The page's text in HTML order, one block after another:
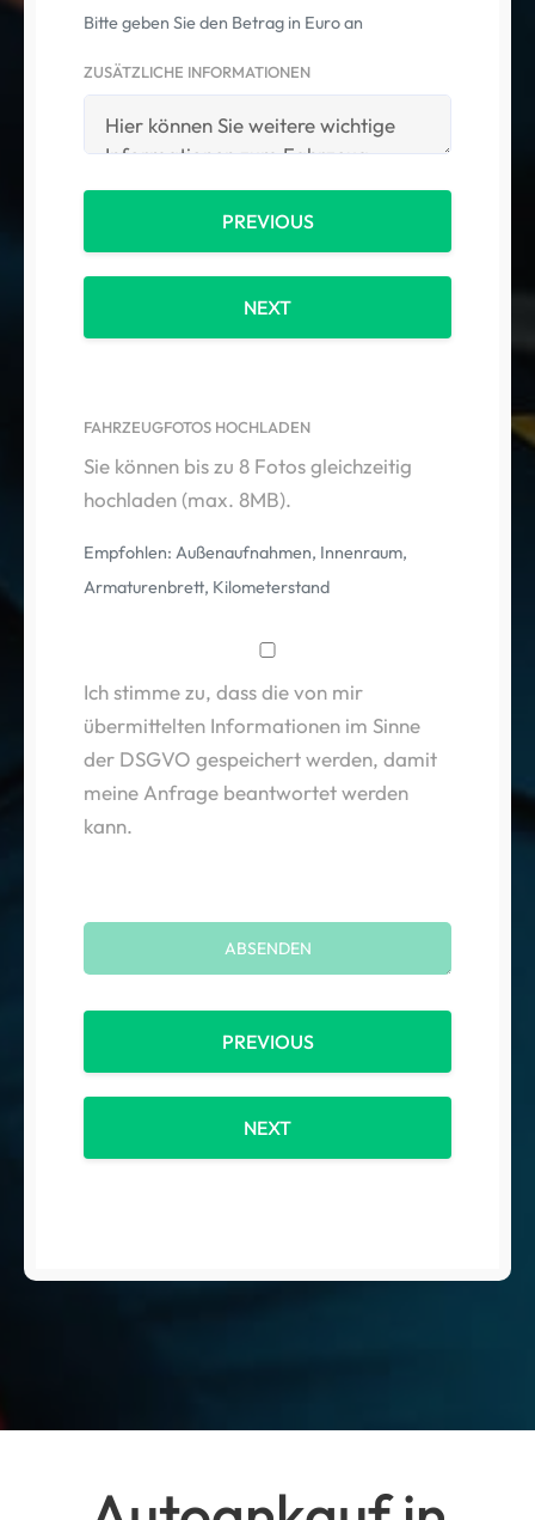
Bitte geben Sie den Betrag in Euro an
ZUSÄTZLICHE INFORMATIONEN
PREVIOUS
NEXT
FAHRZEUGFOTOS HOCHLADEN
Sie können bis zu 8 Fotos gleichzeitig
hochladen (max. 8MB).
Empfohlen: Außenaufnahmen, Innenraum,
Armaturenbrett, Kilometerstand
Ich stimme zu, dass die von mir
übermittelten Informationen im Sinne
der DSGVO gespeichert werden, damit
meine Anfrage beantwortet werden
kann.
PREVIOUS
NEXT